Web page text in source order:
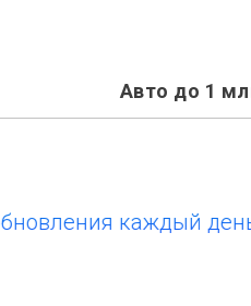
Авто до 1
каждый день